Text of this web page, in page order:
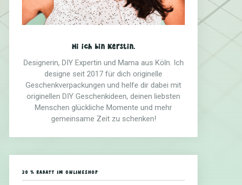
Hi ich bin Kerstin.
Designerin, DIY Expertin und Mama aus Köln. Ich
designe seit 2017 für dich originelle
Geschenkverpackungen und helfe dir dabei mit
originellen DIY Geschenkideen, deinen liebsten
Menschen glückliche Momente und mehr
gemeinsame Zeit zu schenken!
20 % RABATT IM ONLINESHOP